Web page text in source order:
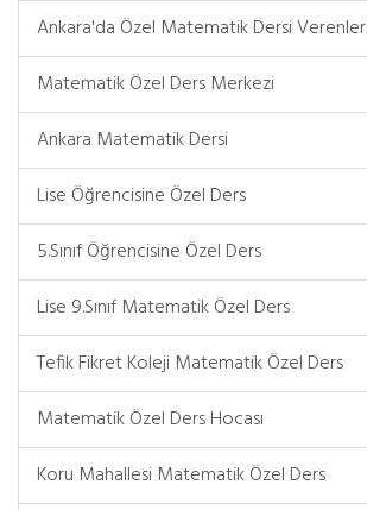
Ankara'da Özel Matematik Dersi Verenler
Matematik Özel Ders Merkezi
Ankara Matematik Dersi
Lise Öğrencisine Özel Ders
5.Sınıf Öğrencisine Özel Ders
Lise 9.Sınıf Matematik Özel Ders
Tefik Fikret Koleji Matematik Özel Ders
Matematik Özel Ders Hocası
Koru Mahallesi Matematik Özel Ders